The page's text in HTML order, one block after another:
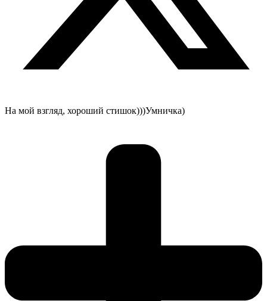
На мой взгляд, хороший стишок)))Умничка)